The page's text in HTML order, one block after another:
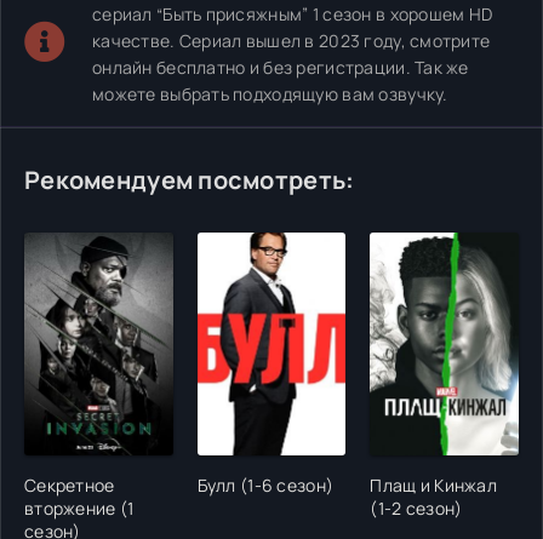
сериал “Быть присяжным” 1 сезон в хорошем HD
качестве. Сериал вышел в 2023 году, смотрите
онлайн бесплатно и без регистрации. Так же
можете выбрать подходящую вам озвучку.
Рекомендуем посмотреть:
Секретное
вторжение (1
сезон)
Булл (1-6 сезон)
Плащ и Кинжал
(1-2 сезон)